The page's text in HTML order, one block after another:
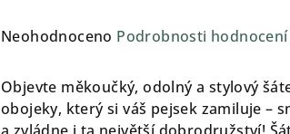
Průměrné
produktu
je
Neohodnoceno Podrobnosti hodnocení
Objevte měkoučký, odolný a stylový
obojeky, který si váš pejsek zamiluje –